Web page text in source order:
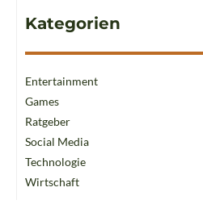
Kategorien
Entertainment
Games
Ratgeber
Social Media
Technologie
Wirtschaft